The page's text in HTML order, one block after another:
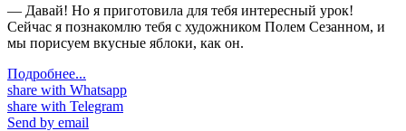
— Давай! Но я приготовила для тебя интересный урок!
Сейчас я познакомлю тебя с художником Полем Сезанном, и
мы порисуем вкусные яблоки, как он.
Подробнее...
share with Whatsapp
share with Telegram
Send by email